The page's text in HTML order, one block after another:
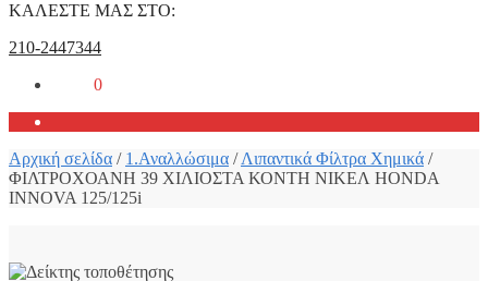
ΚΑΛΕΣΤΕ ΜΑΣ ΣΤΟ:
210-2447344
0
Αρχική σελίδα / 1.Αναλλώσιμα /Λιπαντικά Φίλτρα Χημικά /
ΦΙΛΤΡΟΧΟΑΝΗ 39 ΧΙΛΙΟΣΤΑ ΚΟΝΤΗ ΝΙΚΕΛ HONDA
INNOVA 125/125i